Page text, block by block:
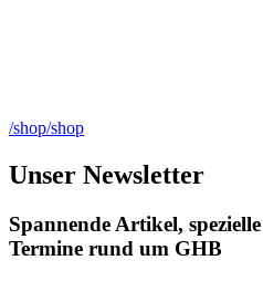
/shop/shop
Unser Newsletter
Spannende Artikel,
Termine rund um GHB